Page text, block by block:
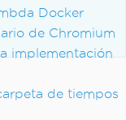
Docker
de Chromium
implementación
de tiempos